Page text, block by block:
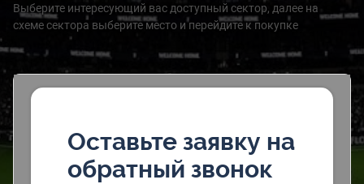
Выберите интересующий вас доступный сектор, далее на
схеме сектора выберите место и перейдите к покупке
Оставьте заявку на
обратный звонок